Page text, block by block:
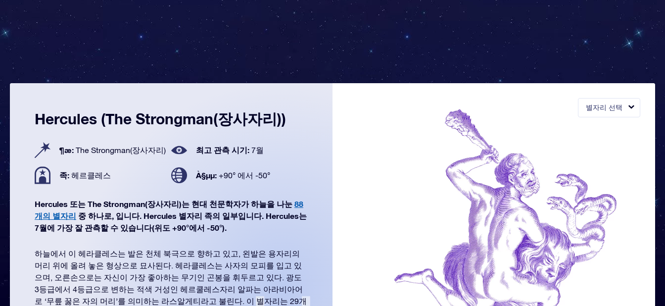
별자리 선택
Hercules (The Strongman(장사자리))
¶æ: The Strongman(장사자리) 최고 관측 시기: 7월
족: 헤르클레스 À§µµ: +90° 에서 -50°
Hercules 또는 The Strongman(장사자리)는 현대 천문학자가 하늘을 나눈 88
개의 별자리 중 하나로, 입니다. Hercules 별자리 족의 일부입니다. Hercules는
7월에 가장 잘 관측할 수 있습니다(위도 +90°에서 -50°).
하늘에서 이 헤라클레스는 발은 천체 북극으로 향하고 있고, 왼발은 용자리의
머리 위에 올려 놓은 형상으로 묘사된다. 헤라클레스는 사자의 모피를 입고 있
으며, 오른손으로는 자신이 가장 좋아하는 무기인 곤봉을 휘두르고 있다. 광도
3등급에서 4등급으로 변하는 적색 거성인 헤르쿨레스자리 알파는 아라비아어
로 ‘무릎 꿇은 자의 머리’를 의미하는 라스알게티라고 불린다. 이 별자리는 29개